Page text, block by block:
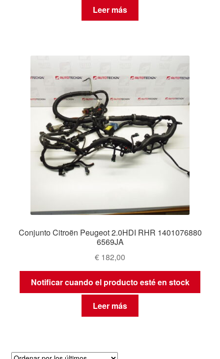
Leer más
Conjunto Citroën Peugeot 2.0HDI RHR 1401076880
6569JA
€ 182,00
Notificar cuando el producto esté en stock
Leer más